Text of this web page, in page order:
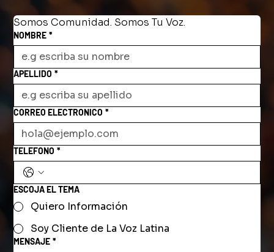
Somos Comunidad. Somos Tu Voz.
NOMBRE *
APELLIDO *
CORREO ELECTRONICO *
TELEFONO *
ESCOJA EL TEMA
Quiero Información
Soy Cliente de La Voz Latina
MENSAJE *